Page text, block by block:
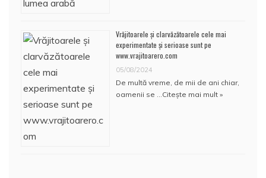
Vrăjitoarele și clarvăzătoarele cele mai
experimentate și serioase sunt pe
www.vrajitoarero.com
05/08/2024
De multă vreme, de mii de ani chiar,
oamenii se … Citește mai mult »